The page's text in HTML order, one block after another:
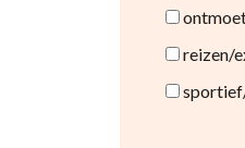
reizen/